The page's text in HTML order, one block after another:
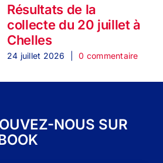
Résultats de la
collecte du 20 juillet à
Chelles
24 juillet 2026 0 commentaire
NOUS SUR